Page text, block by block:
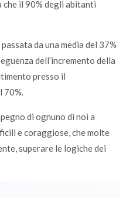
che il 90% degli abitanti
da una media del 37%
dell’incremento della
presso il
70%.
di ognuno di noi a
e coraggiose, che molte
superare le logiche dei